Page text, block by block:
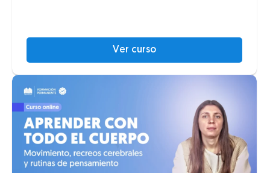
Ver curso